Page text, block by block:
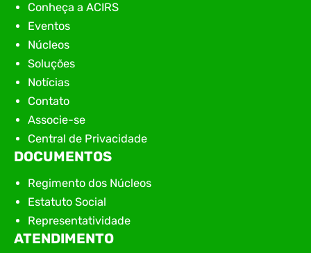
Conheça a ACIRS
Eventos
Núcleos
Soluções
Notícias
Contato
Associe-se
Central de Privacidade
DOCUMENTOS
Regimento dos Núcleos
Estatuto Social
Representatividade
ATENDIMENTO